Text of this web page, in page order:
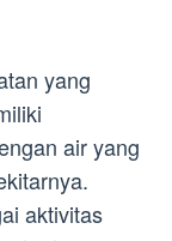
yang
air yang
aktivitas